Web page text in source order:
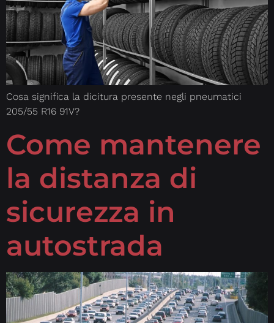
Cosa significa la dicitura presente negli pneumatici
205/55 R16 91V?
Come mantenere
la distanza di
sicurezza in
autostrada